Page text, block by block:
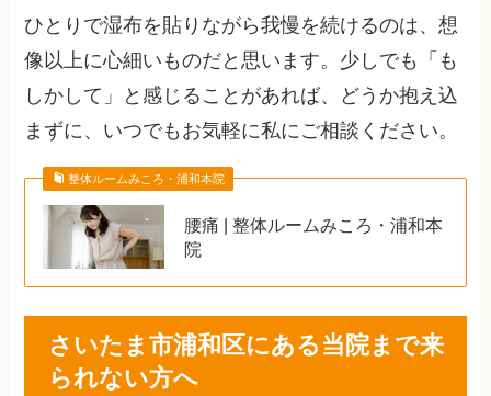
ひとりで湿布を貼りながら我慢を続けるのは、想
像以上に心細いものだと思います。少しでも「も
しかして」と感じることがあれば、どうか抱え込
まずに、いつでもお気軽に私にご相談ください。
整体ルームみころ・浦和本院
腰痛 | 整体ルームみころ・浦和本
院
さいたま市浦和区にある当院まで来
られない方へ